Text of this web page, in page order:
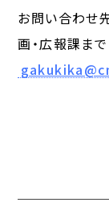
お問い合わせ
画・広報課まで